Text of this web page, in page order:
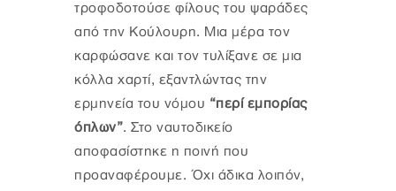
τροφοδοτούσε φίλους του ψαράδες
από την Κούλουρη. Μια μέρα τον
καρφώσανε και τον τυλίξανε σε μια
κόλλα χαρτί, εξαντλώντας την
ερμηνεία του νόμου “περί εμπορίας
όπλων”. Στο ναυτοδικείο
αποφασίστηκε η ποινή που
προαναφέρουμε. Όχι άδικα λοιπόν,